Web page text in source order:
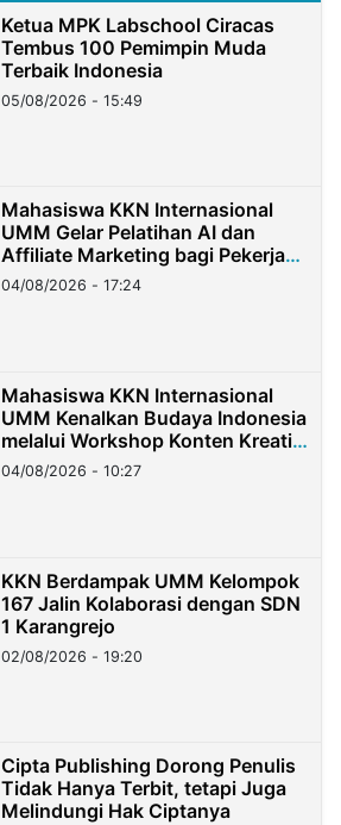
Ketua MPK Labschool Ciracas
Tembus 100 Pemimpin Muda
Terbaik Indonesia
05/08/2026 - 15:49
Mahasiswa KKN Internasional
UMM Gelar Pelatihan AI dan
Affiliate Marketing bagi Pekerja
Migran Indonesia di Taiwan
04/08/2026 - 17:24
Mahasiswa KKN Internasional
UMM Kenalkan Budaya Indonesia
melalui Workshop Konten Kreatif
di Taiwan
04/08/2026 - 10:27
KKN Berdampak UMM Kelompok
167 Jalin Kolaborasi dengan SDN
1 Karangrejo
02/08/2026 - 19:20
Cipta Publishing Dorong Penulis
Tidak Hanya Terbit, tetapi Juga
Melindungi Hak Ciptanya